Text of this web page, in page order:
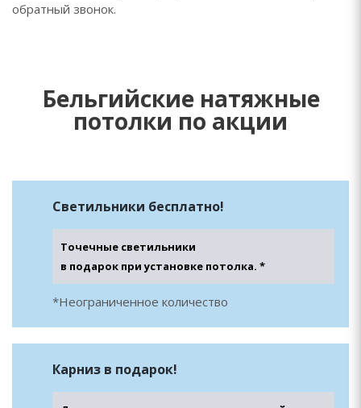
обратный звонок.
Бельгийские натяжные
потолки по акции
Светильники бесплатно!
Точечные светильники
в подарок при установке потолка. *
*Неограниченное количество
Карниз в подарок!